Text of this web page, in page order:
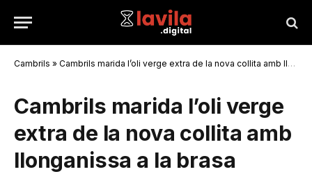
Cambrils » Cambrils marida l’oli verge extra de la nova collita amb llonganissa a la brasa (Fotogaleria)
Cambrils marida l’oli verge
extra de la nova collita amb
llonganissa a la brasa